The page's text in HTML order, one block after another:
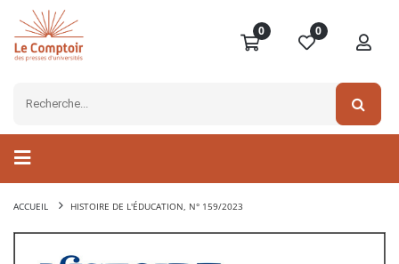
0 0
ACCUEIL HISTOIRE DE L'ÉDUCATION, N° 159/2023